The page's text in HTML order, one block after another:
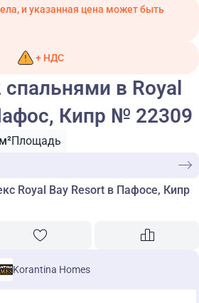
и указанная цена может быть
+ НДС
спальнями в Royal
Кипр № 22309
Площадь
Royal Bay Resort в Пафосе, Кипр
Korantina Homes